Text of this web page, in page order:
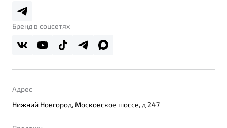
Belgee Плюс
Реферальная программа
Правовая информация
Бренд в соцсетях
Адрес
Нижний Новгород, Московское шоссе, д 247